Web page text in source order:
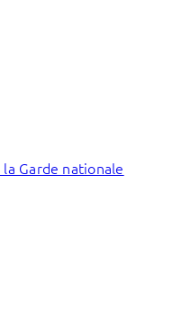
Garde nationale